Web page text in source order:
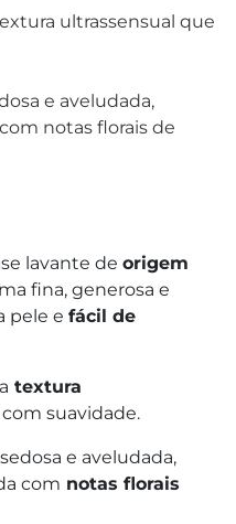
ultrassensual que
e aveludada,
notas florais de
lavante de origem
fina, generosa e
pele e fácil de
textura
suavidade.
e aveludada,
com notas florais